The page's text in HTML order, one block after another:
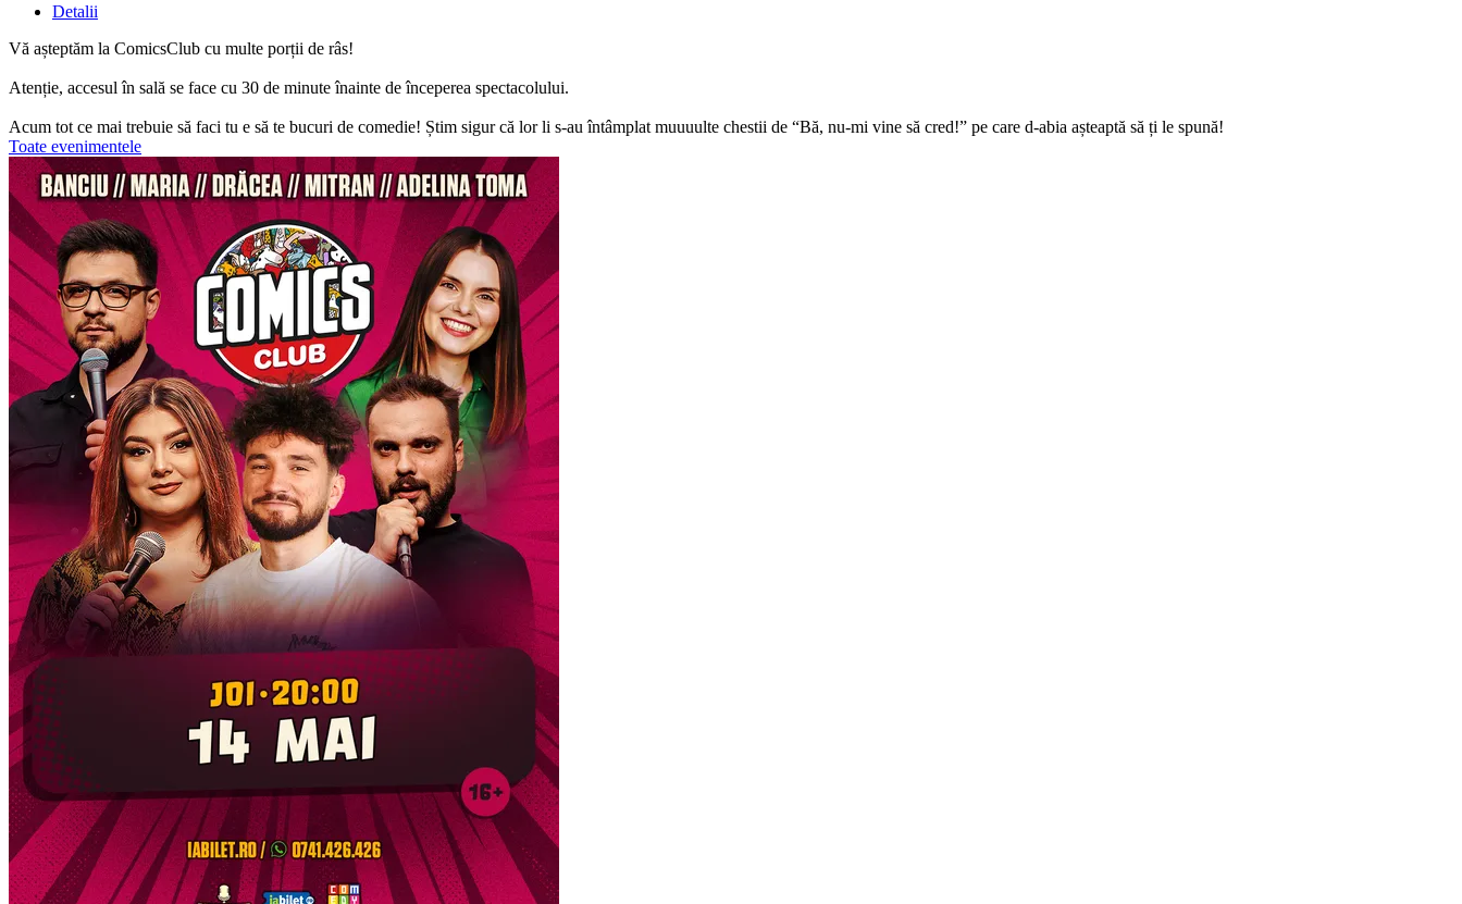
Detalii
Vă așteptăm la ComicsClub cu multe porții de râs!
Atenție, accesul în sală se face cu 30 de minute înainte de începerea spectacolului.
Acum tot ce mai trebuie să faci tu e să te bucuri de comedie! Știm sigur că lor li s-au întâmplat muuuulte chestii de “Bă, nu-mi vine să cred!” pe care d-abia așteaptă să ți le spună!
Toate evenimentele